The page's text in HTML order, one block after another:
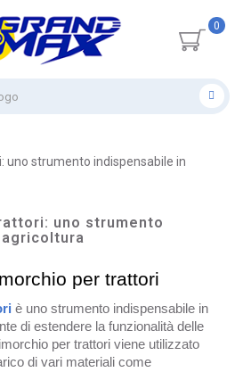
0
uno strumento indispensabile in
uno strumento
per trattori
è uno strumento indispensabile in
di estendere la funzionalità delle
per trattori viene utilizzato
di vari materiali come